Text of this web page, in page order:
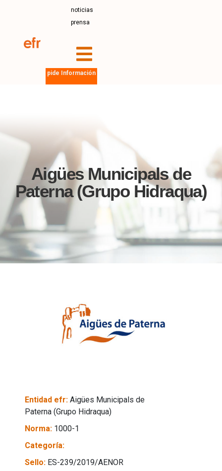
noticias
prensa
pide Información
Aigües Municipals de
Paterna (Grupo Hidraqua)
Entidad efr: Aigües Municipals de
Paterna (Grupo Hidraqua)
Norma: 1000-1
Categoría:
Sello: ES-239/2019/AENOR